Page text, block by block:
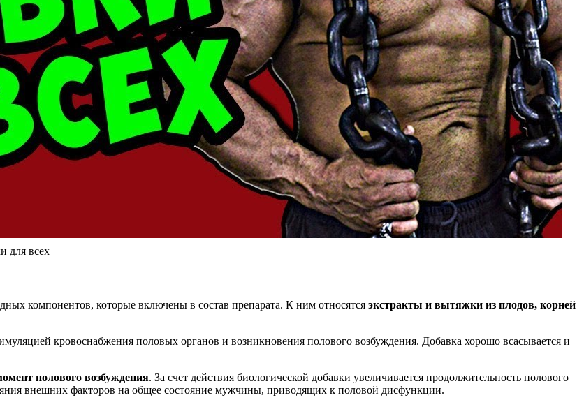
для всех
компонентов, которые включены в состав препарата. К ним относятся экстракты и вытяжки из плодов, корней
кровоснабжения половых органов и возникновения полового возбуждения. Добавка хорошо всасывается и
полового возбуждения. За счет действия биологической добавки увеличивается продолжительность полового
внешних факторов на общее состояние мужчины, приводящих к половой дисфункции.